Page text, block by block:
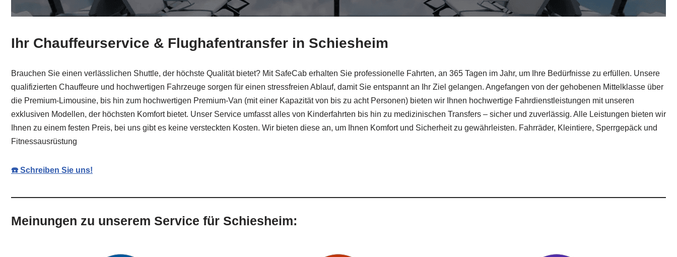
Ihr Chauffeurservice & Flughafentransfer in Schiesheim
Brauchen Sie einen verlässlichen Shuttle, der höchste Qualität bietet? Mit SafeCab erhalten Sie professionelle Fahrten, an 365 Tagen im Jahr, um Ihre Bedürfnisse zu erfüllen. Unsere
qualifizierten Chauffeure und hochwertigen Fahrzeuge sorgen für einen stressfreien Ablauf, damit Sie entspannt an Ihr Ziel gelangen. Angefangen von der gehobenen Mittelklasse über
die Premium-Limousine, bis hin zum hochwertigen Premium-Van (mit einer Kapazität von bis zu acht Personen) bieten wir Ihnen hochwertige Fahrdienstleistungen mit unseren
exklusiven Modellen, der höchsten Komfort bietet. Unser Service umfasst alles von Kinderfahrten bis hin zu medizinischen Transfers – sicher und zuverlässig. Alle Leistungen bieten wir
Ihnen zu einem festen Preis, bei uns gibt es keine versteckten Kosten. Wir bieten diese an, um Ihnen Komfort und Sicherheit zu gewährleisten. Fahrräder, Kleintiere, Sperrgepäck und
Fitnessausrüstung
☎️ Schreiben Sie uns!
Meinungen zu unserem Service für Schiesheim: